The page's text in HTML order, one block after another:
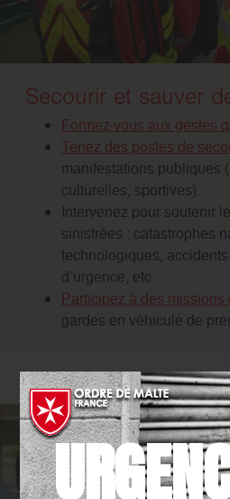
Secourir et sauver
Formez-vous aux gestes
Tenez des postes de
manifestations publiques
culturelles, sportives).
Intervenez pour soutenir
sinistrées : catastrophes
technologiques,
d’urgence, etc.
Participez à des
gardes en véhicule de